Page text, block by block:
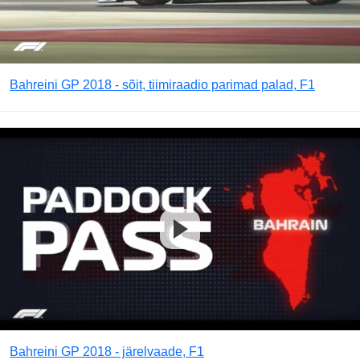
Bahreini GP 2018 - sõit, tiimiraadio parimad palad, F1
Bahreini GP 2018 - järelvaade, F1